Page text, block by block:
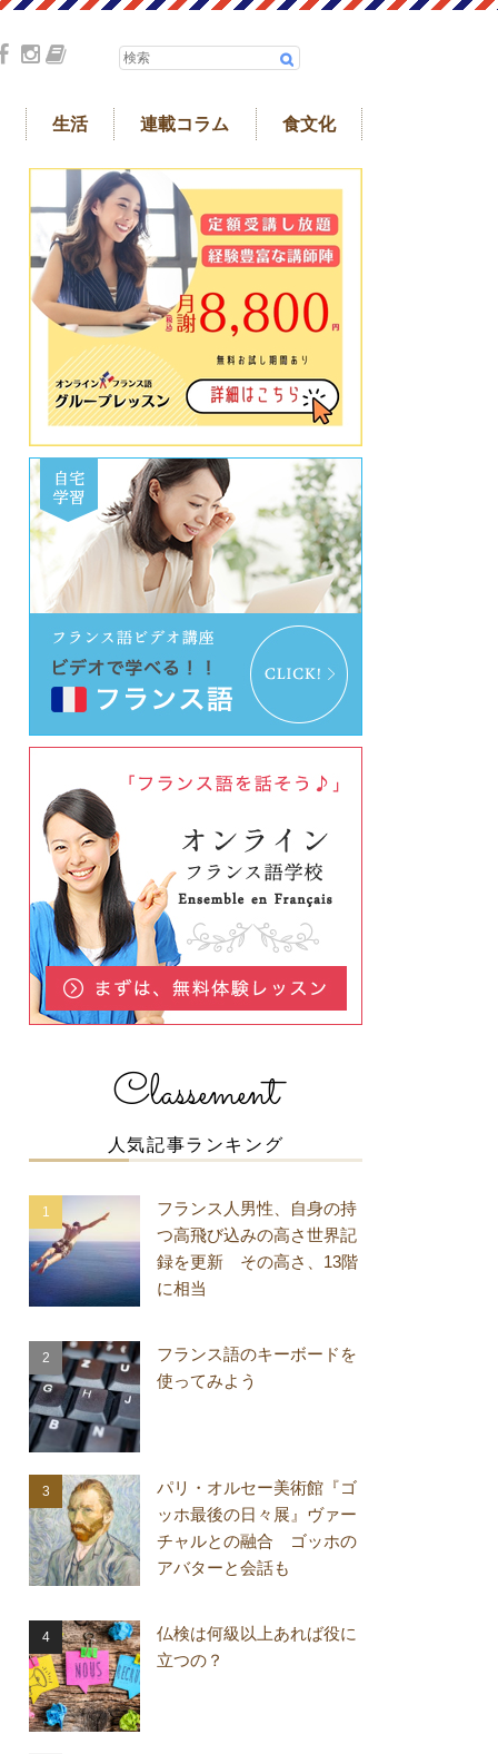
生活 連載コラム 食文化
Classement
人気記事ランキング
フランス人男性、自身の持
つ高飛び込みの高さ世界記
録を更新 その高さ、13階
に相当
フランス語のキーボードを
使ってみよう
パリ・オルセー美術館『ゴ
ッホ最後の日々展』ヴァー
チャルとの融合 ゴッホの
アバターと会話も
仏検は何級以上あれば役に
立つの？